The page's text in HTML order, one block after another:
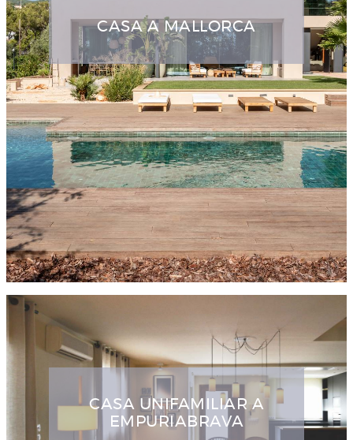
CASA A MALLORCA
CASA UNIFAMILIAR A
EMPURIABRAVA